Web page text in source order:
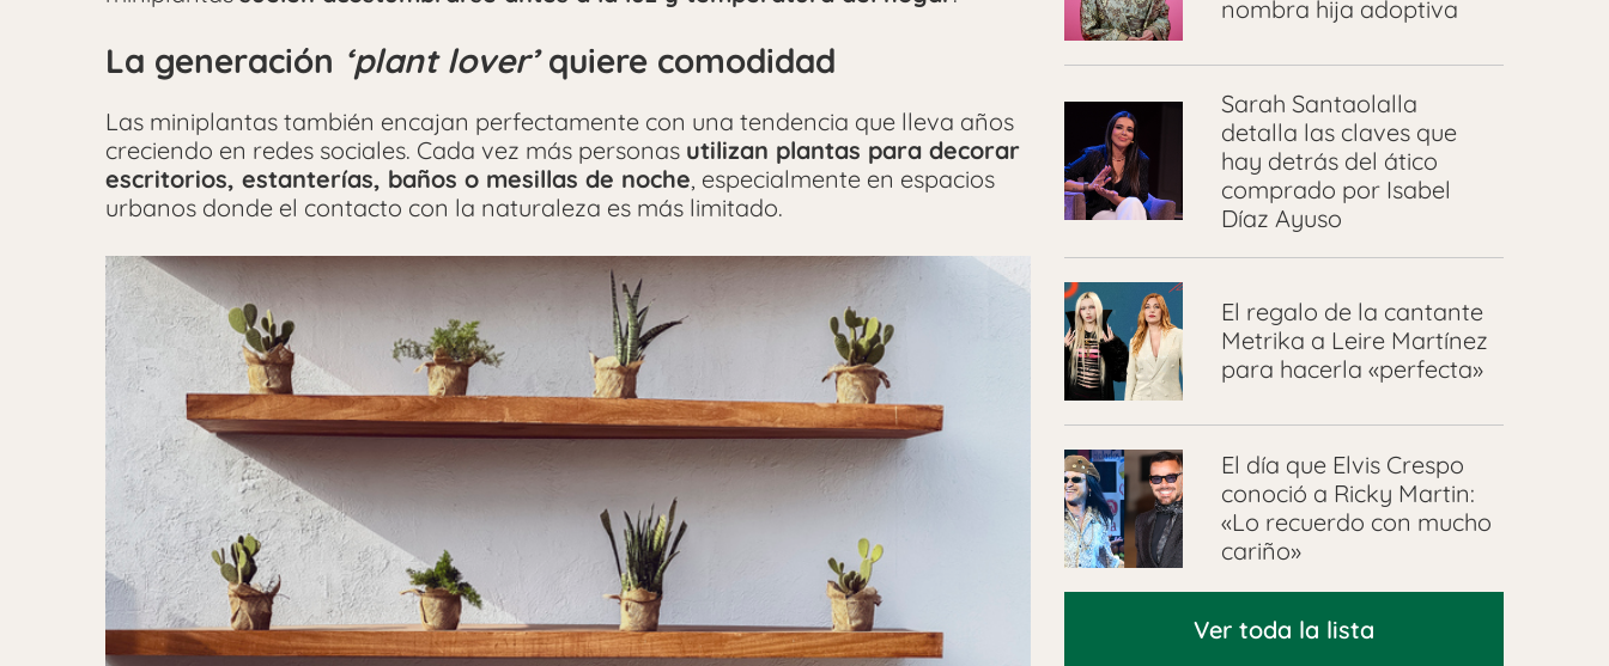
La generación ‘plant lover’quiere comodidad
Las miniplantas también encajan perfectamente con una tendencia que lleva años
creciendo en redes sociales. Cada vez más personas utilizan plantas para decorar
escritorios, estanterías, baños o mesillas de noche, especialmente en espacios
urbanos donde el contacto con la naturaleza es más limitado.
nombra hija adoptiva
Sarah Santaolalla
detalla las claves que
hay detrás del ático
comprado por Isabel
Díaz Ayuso
El regalo de la cantante
Metrika a Leire Martínez
para hacerla «perfecta»
El día que Elvis Crespo
conoció a Ricky Martin:
«Lo recuerdo con mucho
cariño»
Ver toda la lista